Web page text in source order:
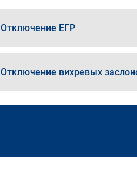
Отключение ЕГР
Отключение вихревых